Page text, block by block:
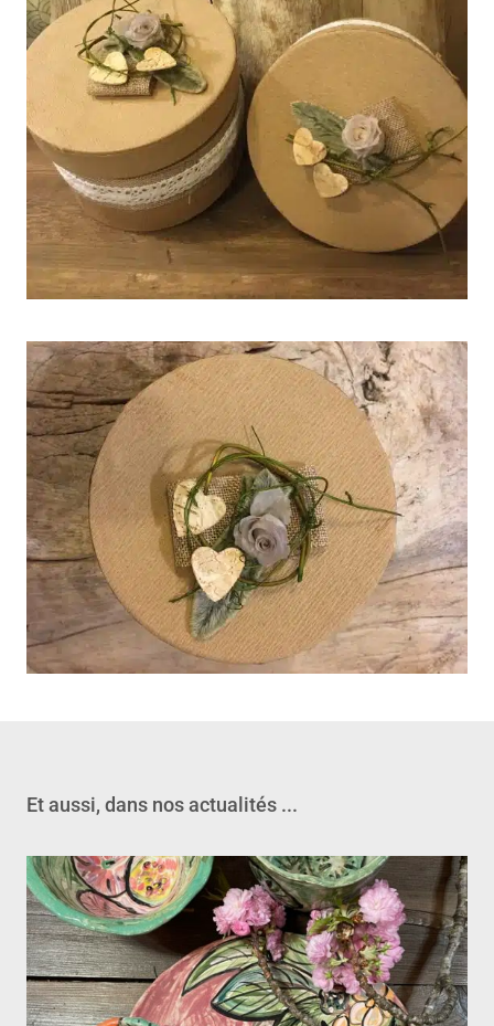
Et aussi, dans nos actualités ...